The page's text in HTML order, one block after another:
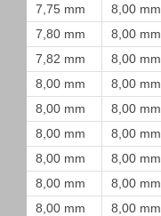
7,75 mm
8,00 mm
7,80 mm
8,00 mm
7,82 mm
8,00 mm
8,00 mm
8,00 mm
8,00 mm
8,00 mm
8,00 mm
8,00 mm
8,00 mm
8,00 mm
8,00 mm
8,00 mm
8,00 mm
8,00 mm